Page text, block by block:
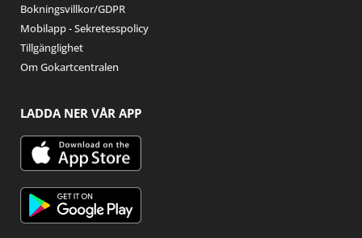
Bokningsvillkor/GDPR
Mobilapp - Sekretesspolicy
Tillgänglighet
Om Gokartcentralen
LADDA NER VÅR APP